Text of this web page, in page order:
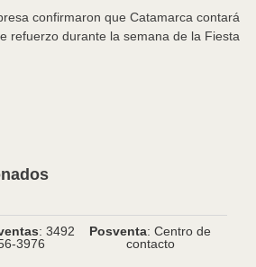
confirmaron que Catamarca contará
refuerzo durante la semana de la Fiesta
: 3492
3976
Posventa: Centro de
contacto